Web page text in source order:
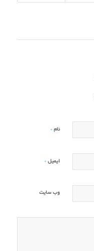
نام *
ایمیل *
وب‌ سایت